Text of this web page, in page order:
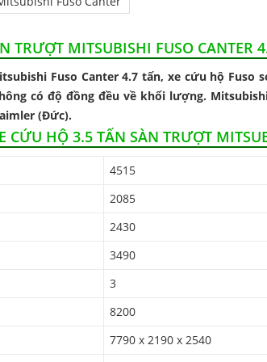
TRƯỢT MITSUBISHI FUSO CANTER
Fuso Canter 4.7 tấn, xe cứu hộ
có độ đồng đều về khối lượng.
(Đức).
CỨU HỘ 3.5 TẤN SÀN TRƯỢT
4515
2085
2430
3490
3
8200
7790 x 2190 x 2540